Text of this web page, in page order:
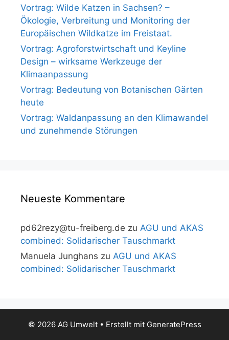
Vortrag: Wilde Katzen in Sachsen? –
Ökologie, Verbreitung und Monitoring der
Europäischen Wildkatze im Freistaat.
Vortrag: Agroforstwirtschaft und Keyline
Design – wirksame Werkzeuge der
Klimaanpassung
Vortrag: Bedeutung von Botanischen Gärten
heute
Vortrag: Waldanpassung an den Klimawandel
und zunehmende Störungen
Neueste Kommentare
pd62rezy@tu-freiberg.de zu AGU und AKAS
combined: Solidarischer Tauschmarkt
Manuela Junghans zu AGU und AKAS
combined: Solidarischer Tauschmarkt
© 2026 AG Umwelt• Erstellt mit GeneratePress